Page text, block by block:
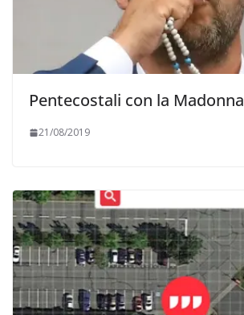
Pentecostali con la Madonna
21/08/2019